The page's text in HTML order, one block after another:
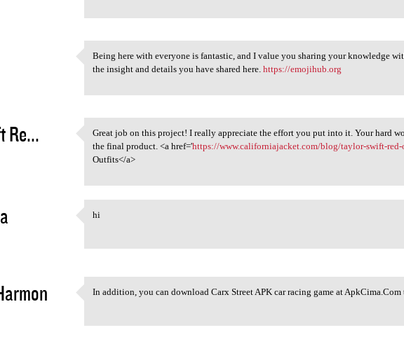
Being here with everyone is
Being here with everyone is fantastic, and I value you sharing your knowledge
the insight and details you have shared here.https://emojihub.org
Re... Great job on this project! I
Great job on this project! I really appreciate the effort you put into it. Your hard
the final product. <a href='https://www.californiajacket.com/blog/taylor-swift-
Outfits</a>
hi
In addition, you can download
In addition, you can download Carx Street APK car racing game at